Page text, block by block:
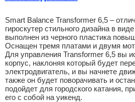
Smart Balance Transformer 6,5 –
гироскутер стильного дизайна в
выполнен из черного пластика
Оснащен тремя платами и двумя
Для управления Transformer 6,5 вы
корпус, наклоняя который будет
электродвигатель, и вы начнете
также он будет поворачивать и
подойдет для городского катания,
его с собой на уикенд.